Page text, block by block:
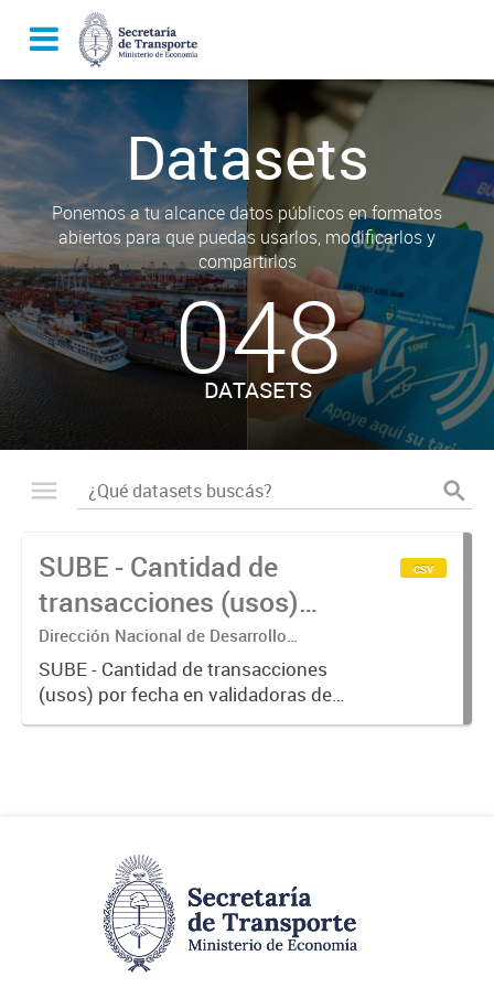
Datasets
Ponemos a tu alcance datos públicos en formatos
abiertos para que puedas usarlos, modificarlos y
compartirlos
048
DATASETS
SUBE - Cantidad de
transacciones (usos)
por fecha
Dirección Nacional de Desarrollo
Tecnológico - Ministerio de Transporte.
SUBE - Cantidad de transacciones
(usos) por fecha en validadoras de
la red SUBE.
csv